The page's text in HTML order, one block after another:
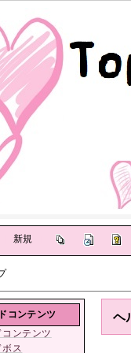
新規
ヘ
コンテンツ
コンテンツ
ボス